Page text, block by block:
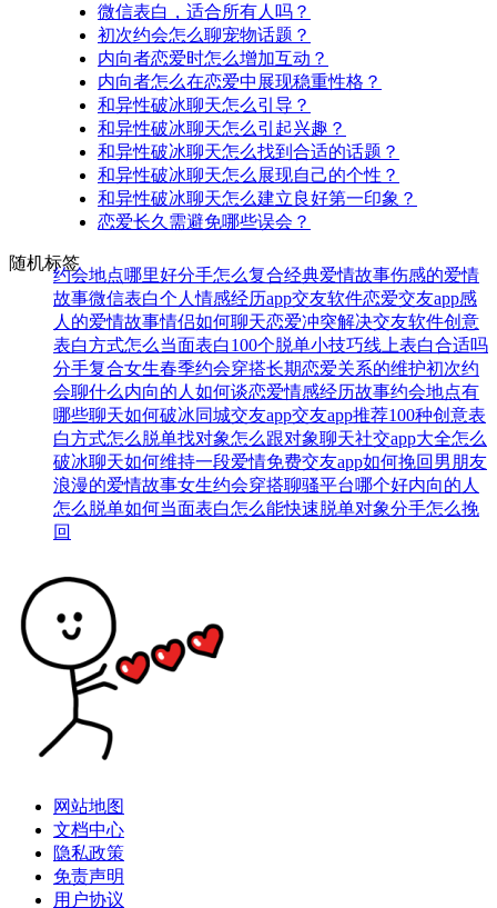
微信表白，适合所有人吗？
初次约会怎么聊宠物话题？
内向者恋爱时怎么增加互动？
内向者怎么在恋爱中展现稳重性格？
和异性破冰聊天怎么引导？
和异性破冰聊天怎么引起兴趣？
和异性破冰聊天怎么找到合适的话题？
和异性破冰聊天怎么展现自己的个性？
和异性破冰聊天怎么建立良好第一印象？
恋爱长久需避免哪些误会？
随机标签
约会地点哪里好分手怎么复合经典爱情故事伤感的爱情
故事微信表白个人情感经历app交友软件恋爱交友app感
人的爱情故事情侣如何聊天恋爱冲突解决交友软件创意
表白方式怎么当面表白100个脱单小技巧线上表白合适吗
分手复合女生春季约会穿搭长期恋爱关系的维护初次约
会聊什么内向的人如何谈恋爱情感经历故事约会地点有
哪些聊天如何破冰同城交友app交友app推荐100种创意表
白方式怎么脱单找对象怎么跟对象聊天社交app大全怎么
破冰聊天如何维持一段爱情免费交友app如何挽回男朋友
浪漫的爱情故事女生约会穿搭聊骚平台哪个好内向的人
怎么脱单如何当面表白怎么能快速脱单对象分手怎么挽
回
网站地图
文档中心
隐私政策
免责声明
用户协议